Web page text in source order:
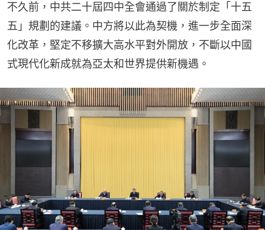
不久前，中共二十屆四中全會通過了關於制定「十五
五」規劃的建議。中方將以此為契機，進一步全面深
化改革，堅定不移擴大高水平對外開放，不斷以中國
式現代化新成就為亞太和世界提供新機遇。